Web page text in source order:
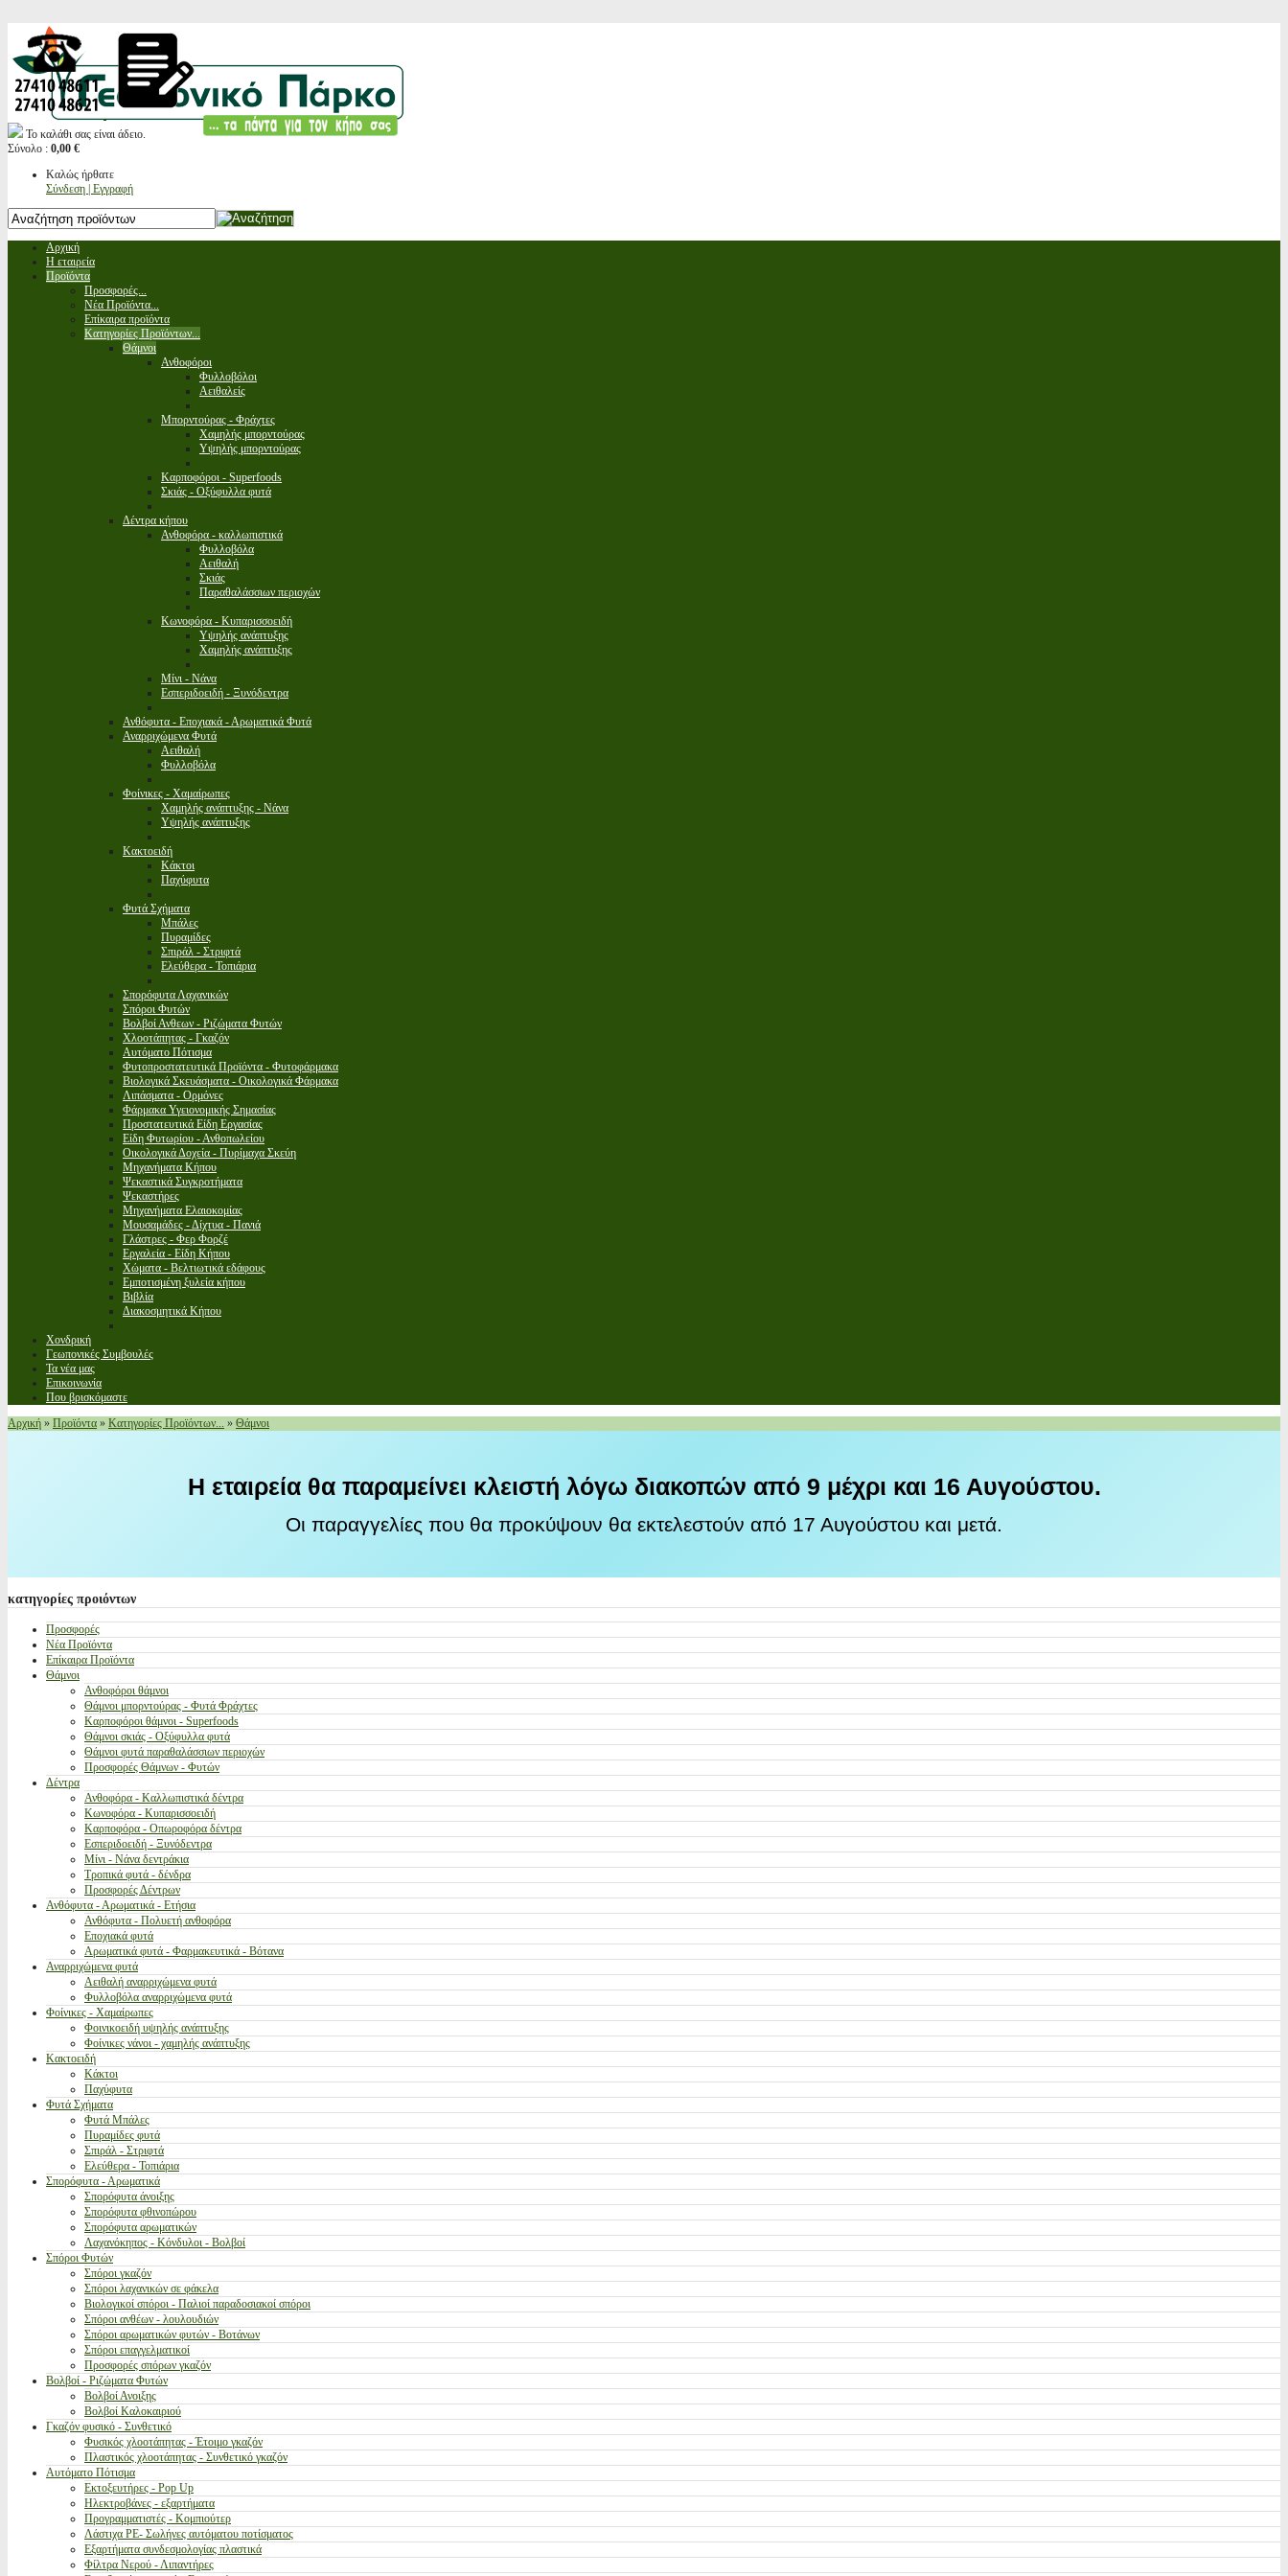
Το καλάθι σας είναι άδειο.
Σύνολο : 0,00 €
Καλώς ήρθατε
Σύνδεση | Εγγραφή
Αρχική
Η εταιρεία
Προϊόντα
Προσφορές...
Νέα Προϊόντα...
Επίκαιρα προϊόντα
Κατηγορίες Προϊόντων...
Θάμνοι
Ανθοφόροι
Φυλλοβόλοι
Αειθαλείς
Μπορντούρας - Φράχτες
Χαμηλής μπορντούρας
Υψηλής μπορντούρας
Καρποφόροι - Superfoods
Σκιάς - Οξύφυλλα φυτά
Δέντρα κήπου
Ανθοφόρα - καλλωπιστικά
Φυλλοβόλα
Αειθαλή
Σκιάς
Παραθαλάσσιων περιοχών
Κωνοφόρα - Κυπαρισσοειδή
Υψηλής ανάπτυξης
Χαμηλής ανάπτυξης
Μίνι - Νάνα
Εσπεριδοειδή - Ξυνόδεντρα
Ανθόφυτα - Εποχιακά - Αρωματικά Φυτά
Αναρριχώμενα Φυτά
Αειθαλή
Φυλλοβόλα
Φοίνικες - Χαμαίρωπες
Χαμηλής ανάπτυξης - Νάνα
Υψηλής ανάπτυξης
Κακτοειδή
Κάκτοι
Παχύφυτα
Φυτά Σχήματα
Μπάλες
Πυραμίδες
Σπιράλ - Στριφτά
Ελεύθερα - Τοπιάρια
Σπορόφυτα Λαχανικών
Σπόροι Φυτών
Βολβοί Ανθεων - Ριζώματα Φυτών
Χλοοτάπητας - Γκαζόν
Αυτόματο Πότισμα
Φυτοπροστατευτικά Προϊόντα - Φυτοφάρμακα
Βιολογικά Σκευάσματα - Οικολογικά Φάρμακα
Λιπάσματα - Ορμόνες
Φάρμακα Υγειονομικής Σημασίας
Προστατευτικά Είδη Εργασίας
Είδη Φυτωρίου - Ανθοπωλείου
Οικολογικά Δοχεία - Πυρίμαχα Σκεύη
Μηχανήματα Κήπου
Ψεκαστικά Συγκροτήματα
Ψεκαστήρες
Μηχανήματα Ελαιοκομίας
Μουσαμάδες - Δίχτυα - Πανιά
Γλάστρες - Φερ Φορζέ
Εργαλεία - Είδη Κήπου
Χώματα - Βελτιωτικά εδάφους
Εμποτισμένη ξυλεία κήπου
Βιβλία
Διακοσμητικά Κήπου
Χονδρική
Γεωπονικές Συμβουλές
Τα νέα μας
Επικοινωνία
Που βρισκόμαστε
Αρχική » Προϊόντα » Κατηγορίες Προϊόντων... » Θάμνοι
Η εταιρεία θα παραμείνει κλειστή λόγω διακοπών από 9 μέχρι και 16 Αυγούστου.
Οι παραγγελίες που θα προκύψουν θα εκτελεστούν από 17 Αυγούστου και μετά.
κατηγορίες προιόντων
Προσφορές
Νέα Προϊόντα
Επίκαιρα Προϊόντα
Θάμνοι
Ανθοφόροι θάμνοι
Θάμνοι μπορντούρας - Φυτά Φράχτες
Καρποφόροι θάμνοι - Superfoods
Θάμνοι σκιάς - Οξύφυλλα φυτά
Θάμνοι φυτά παραθαλάσσιων περιοχών
Προσφορές Θάμνων - Φυτών
Δέντρα
Ανθοφόρα - Καλλωπιστικά δέντρα
Κωνοφόρα - Κυπαρισσοειδή
Καρποφόρα - Οπωροφόρα δέντρα
Εσπεριδοειδή - Ξυνόδεντρα
Μίνι - Νάνα δεντράκια
Τροπικά φυτά - δένδρα
Προσφορές Δέντρων
Ανθόφυτα - Αρωματικά - Ετήσια
Ανθόφυτα - Πολυετή ανθοφόρα
Εποχιακά φυτά
Αρωματικά φυτά - Φαρμακευτικά - Βότανα
Αναρριχώμενα φυτά
Αειθαλή αναρριχώμενα φυτά
Φυλλοβόλα αναρριχώμενα φυτά
Φοίνικες - Χαμαίρωπες
Φοινικοειδή υψηλής ανάπτυξης
Φοίνικες νάνοι - χαμηλής ανάπτυξης
Κακτοειδή
Κάκτοι
Παχύφυτα
Φυτά Σχήματα
Φυτά Μπάλες
Πυραμίδες φυτά
Σπιράλ - Στριφτά
Ελεύθερα - Τοπιάρια
Σπορόφυτα - Αρωματικά
Σπορόφυτα άνοιξης
Σπορόφυτα φθινοπώρου
Σπορόφυτα αρωματικών
Λαχανόκηπος - Κόνδυλοι - Βολβοί
Σπόροι Φυτών
Σπόροι γκαζόν
Σπόροι λαχανικών σε φάκελα
Βιολογικοί σπόροι - Παλιοί παραδοσιακοί σπόροι
Σπόροι ανθέων - λουλουδιών
Σπόροι αρωματικών φυτών - Βοτάνων
Σπόροι επαγγελματικοί
Προσφορές σπόρων γκαζόν
Βολβοί - Ριζώματα Φυτών
Βολβοί Ανοιξης
Βολβοί Καλοκαιριού
Γκαζόν φυσικό - Συνθετικό
Φυσικός χλοοτάπητας - Έτοιμο γκαζόν
Πλαστικός χλοοτάπητας - Συνθετικό γκαζόν
Αυτόματο Πότισμα
Εκτοξευτήρες - Pop Up
Ηλεκτροβάνες - εξαρτήματα
Προγραμματιστές - Κομπιούτερ
Λάστιχα PE- Σωλήνες αυτόματου ποτίσματος
Εξαρτήματα συνδεσμολογίας πλαστικά
Φίλτρα Νερού - Λιπαντήρες